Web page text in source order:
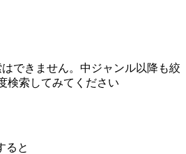
できません。中ジャンル以降も絞
検索してみてください
ると